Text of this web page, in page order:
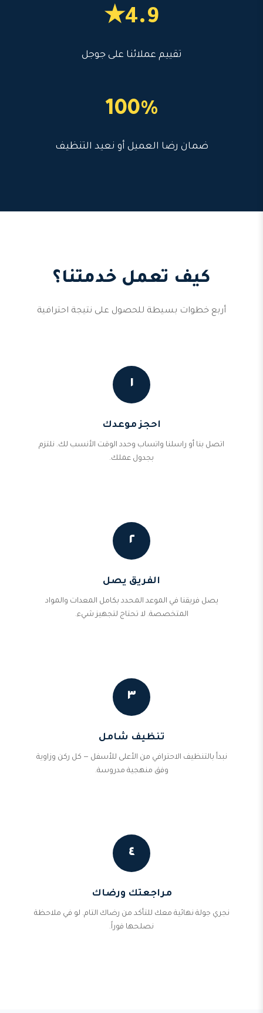
4.9★
تقييم عملائنا على جوجل
100%
ضمان رضا العميل أو نعيد التنظيف
كيف تعمل خدمتنا؟
أربع خطوات بسيطة للحصول على نتيجة احترافية
١
احجز موعدك
اتصل بنا أو راسلنا واتساب وحدد الوقت الأنسب لك. نلتزم
بجدول عملك.
٢
الفريق يصل
يصل فريقنا في الموعد المحدد بكامل المعدات والمواد
المتخصصة. لا تحتاج لتجهيز شيء.
٣
تنظيف شامل
نبدأ بالتنظيف الاحترافي من الأعلى للأسفل — كل ركن وزاوية
وفق منهجية مدروسة.
٤
مراجعتك ورضاك
نجري جولة نهائية معك للتأكد من رضاك التام. لو في ملاحظة
نصلحها فوراً.